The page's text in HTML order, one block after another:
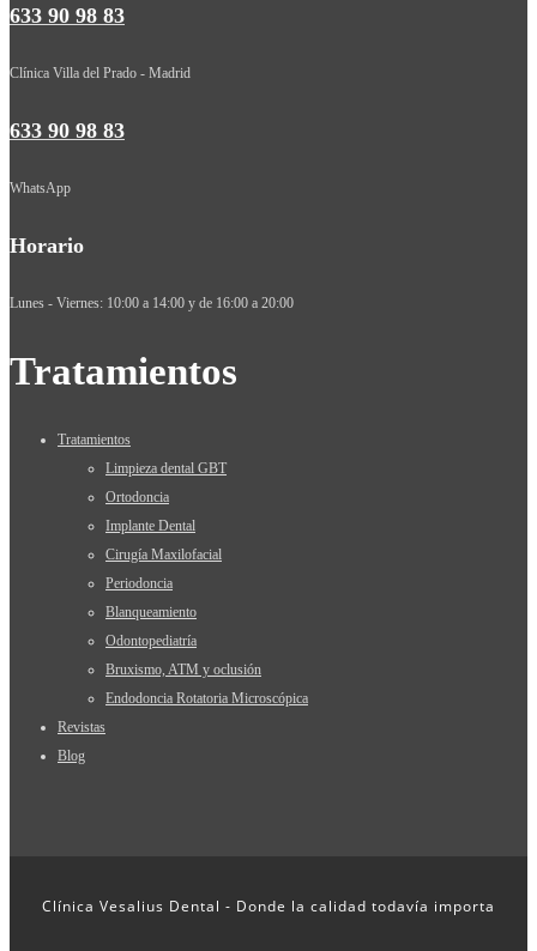
633 90 98 83
Clínica Villa del Prado - Madrid
633 90 98 83
WhatsApp
Horario
Lunes - Viernes: 10:00 a 14:00 y de 16:00 a 20:00
Tratamientos
Tratamientos
Limpieza dental GBT
Ortodoncia
Implante Dental
Cirugía Maxilofacial
Periodoncia
Blanqueamiento
Odontopediatría
Bruxismo, ATM y oclusión
Endodoncia Rotatoria Microscópica
Revistas
Blog
Clínica Vesalius Dental - Donde la calidad todavía importa